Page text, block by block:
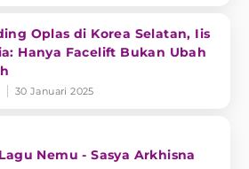
Oplas di Korea Selatan, Iis
Hanya Facelift Bukan Ubah
30 Januari 2025
Nemu - Sasya Arkhisna